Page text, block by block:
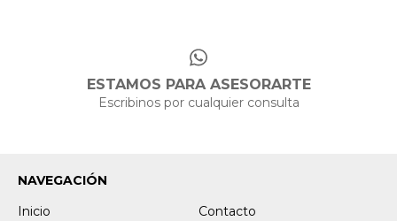
ESTAMOS PARA ASESORARTE
Escribinos por cualquier consulta
NAVEGACIÓN
Inicio
Contacto